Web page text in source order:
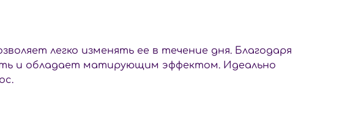
легко изменять ее в течение дня. Благодаря
и обладает матирующим эффектом. Идеально